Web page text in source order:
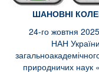
ШАНОВНІ
24-го жовтня 2025
НАН
природничих наук